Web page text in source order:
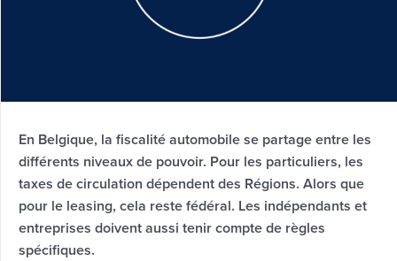
En Belgique, la fiscalité automobile se partage entre les
différents niveaux de pouvoir. Pour les particuliers, les
taxes de circulation dépendent des Régions. Alors que
pour le leasing, cela reste fédéral. Les indépendants et
entreprises doivent aussi tenir compte de règles
spécifiques.